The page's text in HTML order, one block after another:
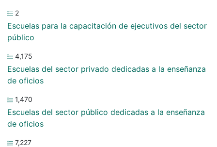
2
Escuelas para la capacitación de ejecutivos del sector
público
4,175
Escuelas del sector privado dedicadas a la enseñanza
de oficios
1,470
Escuelas del sector público dedicadas a la enseñanza
de oficios
7,227